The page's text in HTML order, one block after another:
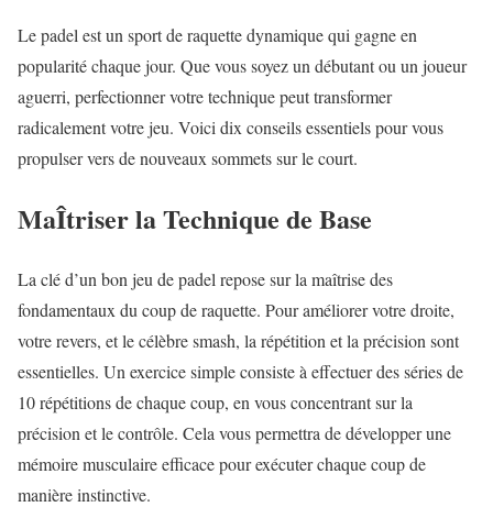
Le padel est un sport de raquette dynamique qui gagne en
popularité chaque jour. Que vous soyez un débutant ou un joueur
aguerri, perfectionner votre technique peut transformer
radicalement votre jeu. Voici dix conseils essentiels pour vous
propulser vers de nouveaux sommets sur le court.
MaÎtriser la Technique de Base
La clé d’un bon jeu de padel repose sur la maîtrise des
fondamentaux du coup de raquette. Pour améliorer votre droite,
votre revers, et le célèbre smash, la répétition et la précision sont
essentielles. Un exercice simple consiste à effectuer des séries de
10 répétitions de chaque coup, en vous concentrant sur la
précision et le contrôle. Cela vous permettra de développer une
mémoire musculaire efficace pour exécuter chaque coup de
manière instinctive.